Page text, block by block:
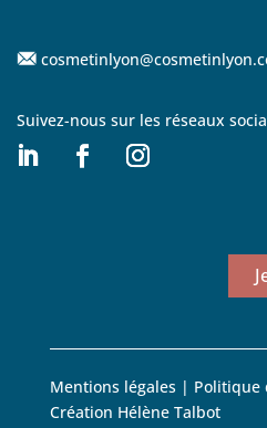
Suivez-nous sur les réseaux
Mentions légales | Politique
Création Hélène Talbot